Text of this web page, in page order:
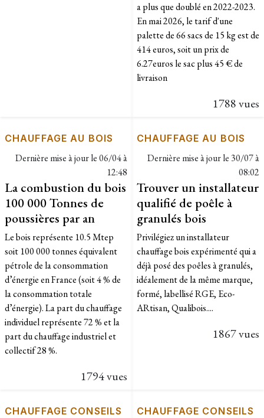
a plus que doublé en 2022-2023.
En mai 2026, le tarif d'une
palette de 66 sacs de 15 kg est de
414 euros, soit un prix de
6.27euros le sac plus 45 € de
livraison
1788 vues
CHAUFFAGE AU BOIS
Dernière mise à jour le06/04 à
12:48
La combustion du bois
100 000 Tonnes de
poussières par an
Le bois représente 10.5 Mtep
soit 100 000 tonnes équivalent
pétrole de la consommation
d’énergie en France (soit 4 % de
la consommation totale
d’énergie). La part du chauffage
individuel représente 72 % et la
part du chauffage industriel et
collectif 28 %.
1794 vues
CHAUFFAGE AU BOIS
Dernière mise à jour le 30/07 à
08:02
Trouver un installateur
qualifié de poêle à
granulés bois
Privilégiez un installateur
chauffage bois expérimenté qui a
déjà posé des poêles à granulés,
idéalement de la même marque,
formé, labellisé RGE, Eco-
ARtisan, Qualibois....
1867 vues
CHAUFFAGE CONSEILS
CHAUFFAGE CONSEILS